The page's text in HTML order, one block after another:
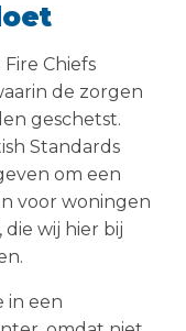
Chiefs
de zorgen
geschetst.
Standards
om een
voor woningen
wij hier bij
in een